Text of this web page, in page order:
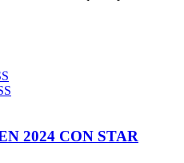
2024 CON STAR